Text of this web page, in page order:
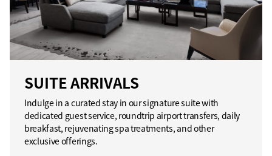
SUITE ARRIVALS
Indulge in a curated stay in our signature suite with
dedicated guest service, roundtrip airport transfers, daily
breakfast, rejuvenating spa treatments, and other
exclusive offerings.